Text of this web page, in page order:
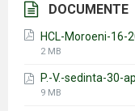
DOCUMENTE
HCL-Moroeni-16-
File
2 MB
P.-V.-sedinta-30-
File
9 MB